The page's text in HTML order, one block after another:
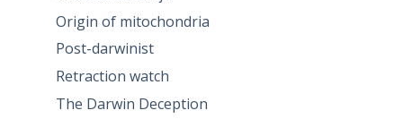
Origin of mitochondria
Post-darwinist
Retraction watch
The Darwin Deception